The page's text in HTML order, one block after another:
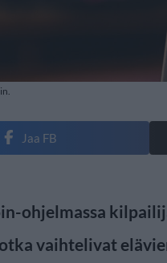
Jaa FB
ohjelmassa
vaihtelivat